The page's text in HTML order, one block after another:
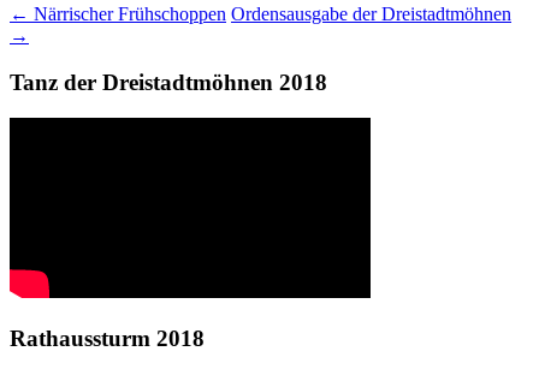
Beitrags-
Navigation
← Närrischer Frühschoppen Ordensausgabe der Dreistadtmöhnen
→
Tanz der Dreistadtmöhnen 2018
Rathaussturm 2018